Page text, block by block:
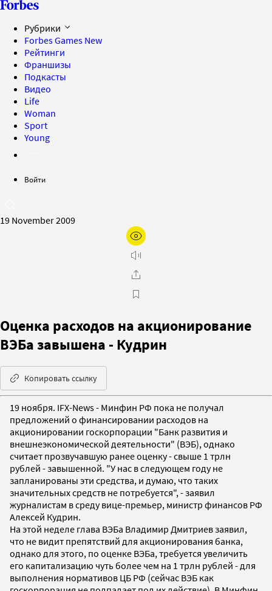
Рубрики
Forbes Games New
Рейтинги
Франшизы
Подкасты
Видео
Life
Woman
Sport
Young
Войти
19 November 2009
Оценка расходов на акционирование
ВЭБа завышена - Кудрин
Копировать ссылку
19 ноября. IFX-News - Минфин РФ пока не получал
предложений о финансировании расходов на
акционировании госкорпорации "Банк развития и
внешнеэкономической деятельности" (ВЭБ), однако
считает прозвучавшую ранее оценку - свыше 1 трлн
рублей - завышенной. "У нас в следующем году не
запланированы эти средства, и думаю, что таких
значительных средств не потребуется", - заявил
журналистам в среду вице-премьер, министр финансов РФ
Алексей Кудрин.
На этой неделе глава ВЭБа Владимир Дмитриев заявил,
что не видит препятствий для акционирования банка,
однако для этого, по оценке ВЭБа, требуется увеличить
его капитализацию чуть более чем на 1 трлн рублей - для
выполнения нормативов ЦБ РФ (сейчас ВЭБ как